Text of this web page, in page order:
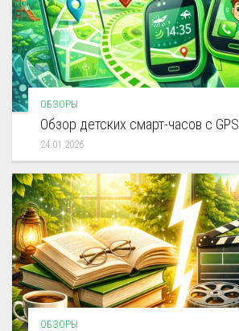
ОБЗОРЫ
Обзор детских смарт-часов с GPS
24.01.2026
ОБЗОРЫ